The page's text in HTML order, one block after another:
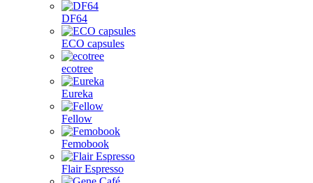
DF64
ECO capsules
ecotree
Eureka
Fellow
Femobook
Flair Espresso